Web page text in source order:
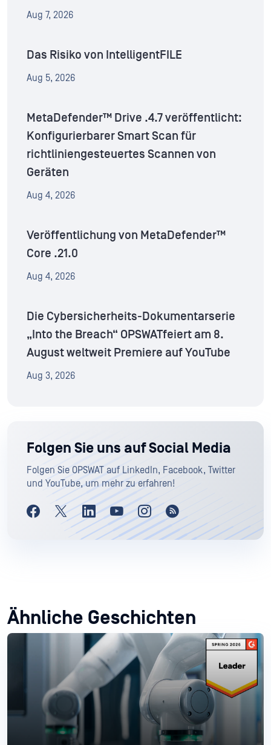
Aug 7, 2026
Das Risiko von IntelligentFILE
Aug 5, 2026
MetaDefender™ Drive .4.7 veröffentlicht:
Konfigurierbarer Smart Scan für
richtliniengesteuertes Scannen von
Geräten
Aug 4, 2026
Veröffentlichung von MetaDefender™
Core .21.0
Aug 4, 2026
Die Cybersicherheits-Dokumentarserie
„Into the Breach“ OPSWATfeiert am 8.
August weltweit Premiere auf YouTube
Aug 3, 2026
Folgen Sie uns auf Social Media
Folgen Sie OPSWAT auf LinkedIn, Facebook, Twitter
und YouTube, um mehr zu erfahren!
Ähnliche Geschichten